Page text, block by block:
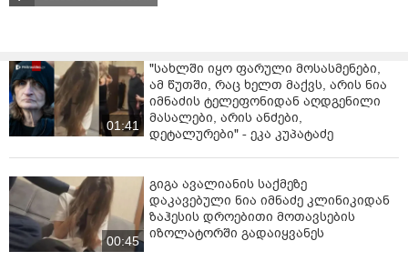
01:41
"სახლში იყო ფარული მოსასმენები,
ამ წუთში, რაც ხელთ მაქვს, არის ნია
იმნაძის ტელეფონიდან აღდგენილი
მასალები, არის ანძები,
დეტალურები" - ეკა კუპატაძე
00:45
გიგა ავალიანის საქმეზე
დაკავებული ნია იმნაძე კლინიკიდან
ზაჰესის დროებითი მოთავსების
იზოლატორში გადაიყვანეს